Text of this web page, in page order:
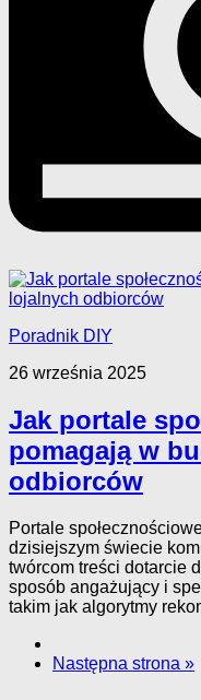
Poradnik DIY
26 września 2025
Jak portale
pomagają w
odbiorców
Portale
dzisiejszym świecie
twórcom treści dotarcie
sposób angażujący i
takim jak algorytmy
Następna strona »